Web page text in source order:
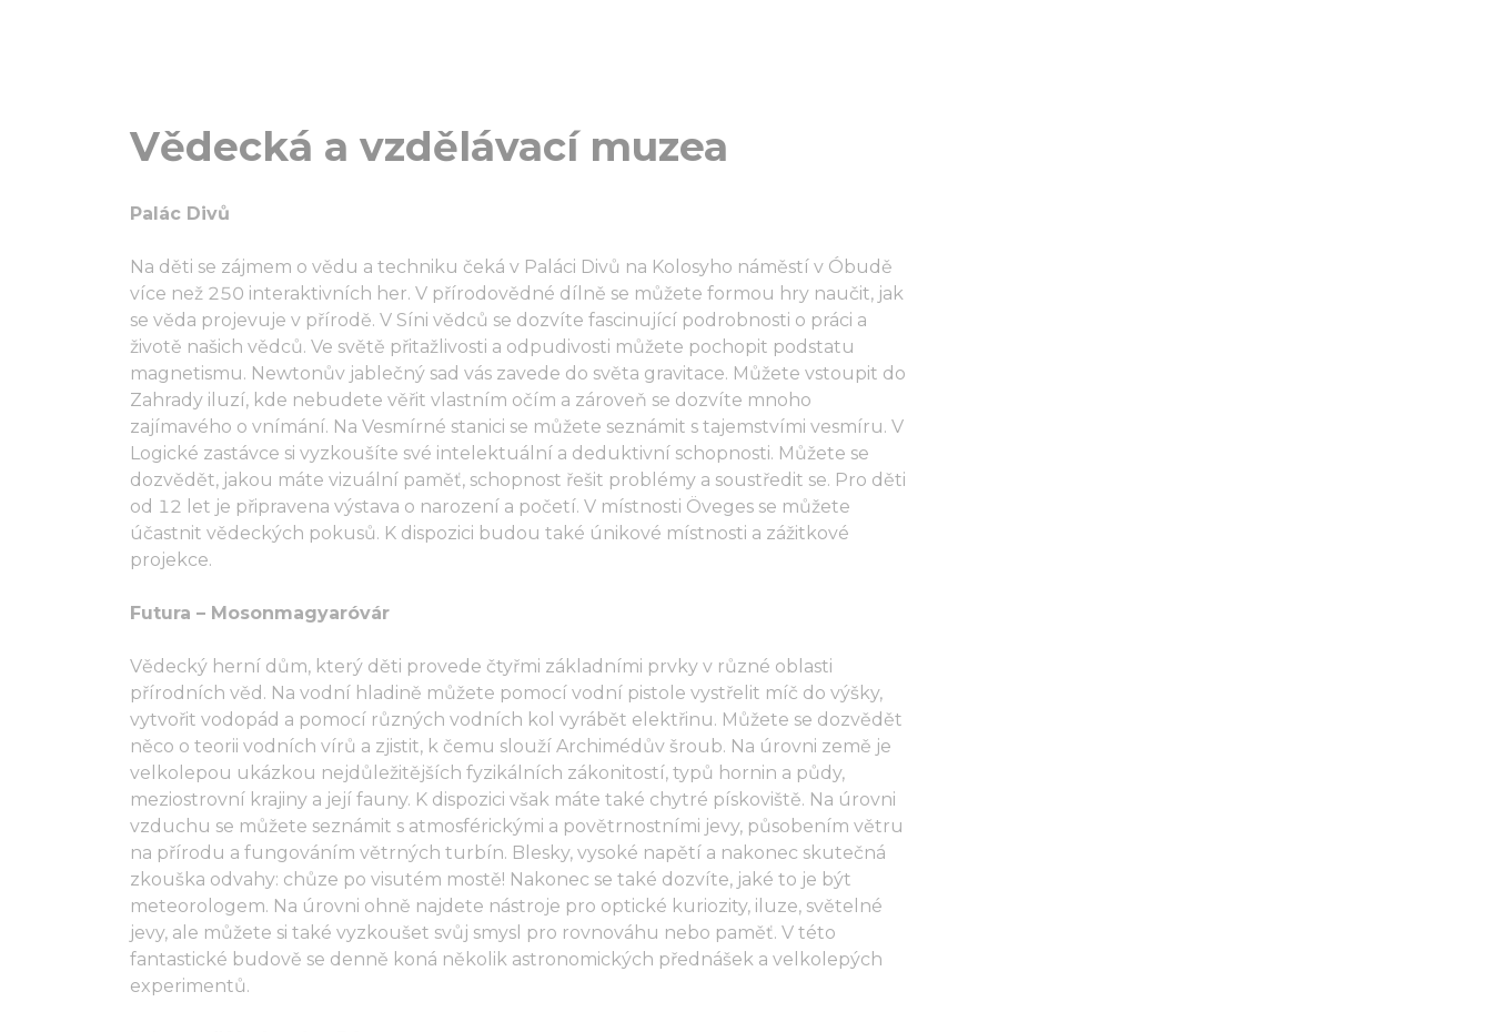
Vědecká a vzdělávací muzea
Palác Divů
Na děti se zájmem o vědu a techniku čeká v Paláci Divů na Kolosyho náměstí v Óbudě
více než 250 interaktivních her. V přírodovědné dílně se můžete formou hry naučit, jak
se věda projevuje v přírodě. V Síni vědců se dozvíte fascinující podrobnosti o práci a
životě našich vědců. Ve světě přitažlivosti a odpudivosti můžete pochopit podstatu
magnetismu. Newtonův jablečný sad vás zavede do světa gravitace. Můžete vstoupit do
Zahrady iluzí, kde nebudete věřit vlastním očím a zároveň se dozvíte mnoho
zajímavého o vnímání. Na Vesmírné stanici se můžete seznámit s tajemstvími vesmíru. V
Logické zastávce si vyzkoušíte své intelektuální a deduktivní schopnosti. Můžete se
dozvědět, jakou máte vizuální paměť, schopnost řešit problémy a soustředit se. Pro děti
od 12 let je připravena výstava o narození a početí. V místnosti Öveges se můžete
účastnit vědeckých pokusů. K dispozici budou také únikové místnosti a zážitkové
projekce.
Futura – Mosonmagyaróvár
Vědecký herní dům, který děti provede čtyřmi základními prvky v různé oblasti
přírodních věd. Na vodní hladině můžete pomocí vodní pistole vystřelit míč do výšky,
vytvořit vodopád a pomocí různých vodních kol vyrábět elektřinu. Můžete se dozvědět
něco o teorii vodních vírů a zjistit, k čemu slouží Archimédův šroub. Na úrovni země je
velkolepou ukázkou nejdůležitějších fyzikálních zákonitostí, typů hornin a půdy,
meziostrovní krajiny a její fauny. K dispozici však máte také chytré pískoviště. Na úrovni
vzduchu se můžete seznámit s atmosférickými a povětrnostními jevy, působením větru
na přírodu a fungováním větrných turbín. Blesky, vysoké napětí a nakonec skutečná
zkouška odvahy: chůze po visutém mostě! Nakonec se také dozvíte, jaké to je být
meteorologem. Na úrovni ohně najdete nástroje pro optické kuriozity, iluze, světelné
jevy, ale můžete si také vyzkoušet svůj smysl pro rovnováhu nebo paměť. V této
fantastické budově se denně koná několik astronomických přednášek a velkolepých
experimentů.